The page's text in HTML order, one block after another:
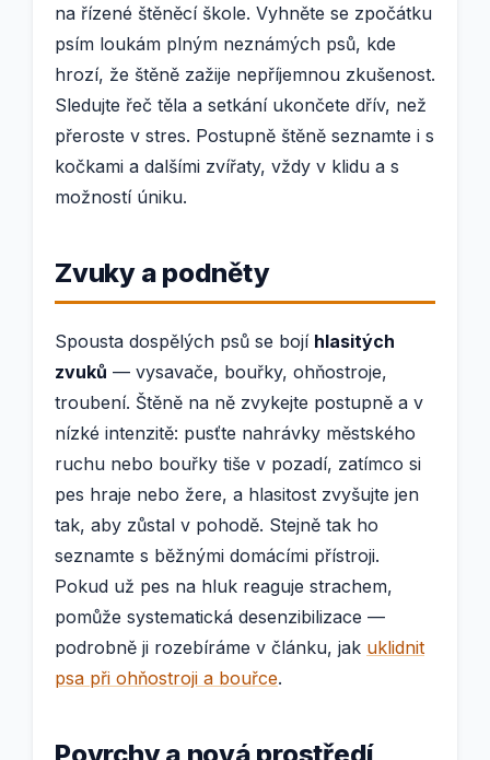
na řízené štěněcí škole. Vyhněte se zpočátku
psím loukám plným neznámých psů, kde
hrozí, že štěně zažije nepříjemnou zkušenost.
Sledujte řeč těla a setkání ukončete dřív, než
přeroste v stres. Postupně štěně seznamte i s
kočkami a dalšími zvířaty, vždy v klidu a s
možností úniku.
Zvuky a podněty
Spousta dospělých psů se bojí hlasitých
zvuků — vysavače, bouřky, ohňostroje,
troubení. Štěně na ně zvykejte postupně a v
nízké intenzitě: pusťte nahrávky městského
ruchu nebo bouřky tiše v pozadí, zatímco si
pes hraje nebo žere, a hlasitost zvyšujte jen
tak, aby zůstal v pohodě. Stejně tak ho
seznamte s běžnými domácími přístroji.
Pokud už pes na hluk reaguje strachem,
pomůže systematická desenzibilizace —
podrobně ji rozebíráme v článku, jak uklidnit
psa při ohňostroji a bouřce.